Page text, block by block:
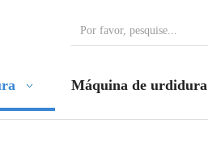
Máquina de urdidura